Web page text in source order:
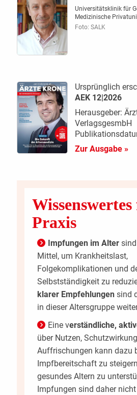
Universitätsklinik für
Medizinische
Foto: SALK
Ursprünglich
AEK 12|2026
Herausgeber:
VerlagsgesmbH
Zur Ausgabe »
Praxis
Impfungen im Altersind
Mittel, um Krankheitslast,
Folgekomplikationen und
Selbstständigkeit zu
klarer Empfehlungensind
in dieser Altersgruppe
Eine verständliche,
über Nutzen,
Auffrischungen kann dazu
Impfbereitschaft zu
gesundes Altern zu
Impfungen sind daher